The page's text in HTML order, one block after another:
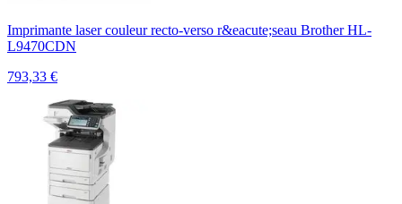
Imprimante laser couleur recto-verso r&eacute;seau Brother HL-
L9470CDN
793,33 €